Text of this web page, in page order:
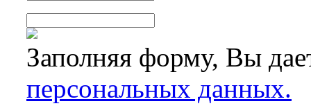
Заполняя форму, Вы
персональных данных.